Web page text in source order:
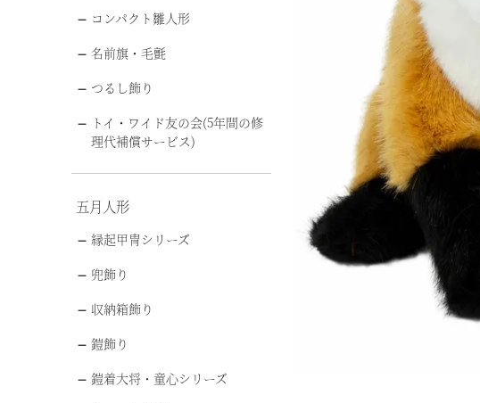
コンパクト雛人形
名前旗・毛氈
つるし飾り
トイ・ワイド友の会(5年間の修
理代補償サービス)
五月人形
縁起甲冑シリーズ
兜飾り
収納箱飾り
鎧飾り
鎧着大将・童心シリーズ